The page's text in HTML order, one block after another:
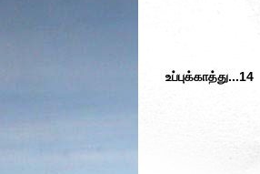
உப்புக்காத்து...14